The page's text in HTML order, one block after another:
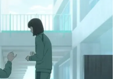
...第3話「フワフワバチバチ」あ
放課後、みつみは生徒会室
の扉の前に佇んでいたのは同
スの誠だった。クラスメイト
と同じように生徒会に興味が
がいた！と喜ぶみつみだけ
はちょっと引き気味。実はみ